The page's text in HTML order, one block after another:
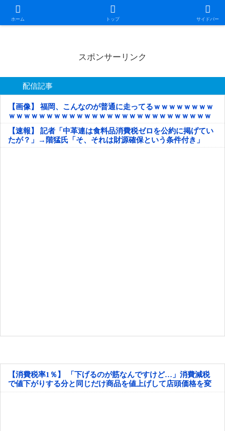
ホーム トップ サイドバー
日本第一！ニュース録
スポンサーリンク
配信記事
【画像】 福岡、こんなのが普通に走ってるｗｗｗｗｗｗｗｗ
ｗｗｗｗｗｗｗｗｗｗｗｗｗｗｗｗｗｗｗｗｗｗｗｗｗｗｗ
ｗｗｗｗｗ
【速報】 記者「中革連は食料品消費税ゼロを公約に掲げてい
たが？」→階猛氏「そ、それは財源確保という条件付き」
【消費税率1％】 「下げるのが筋なんですけど…」消費減税
で値下がりする分と同じだけ商品を値上げして店頭価格を変
えない店も